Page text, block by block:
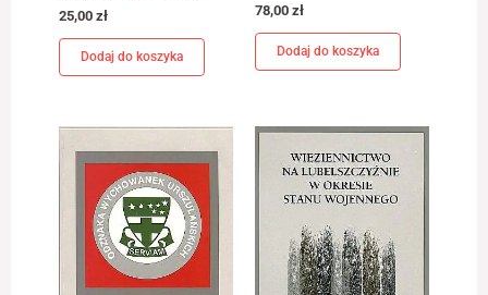
25,00 zł
Dodaj do koszyka
78,00 zł
Dodaj do koszyka